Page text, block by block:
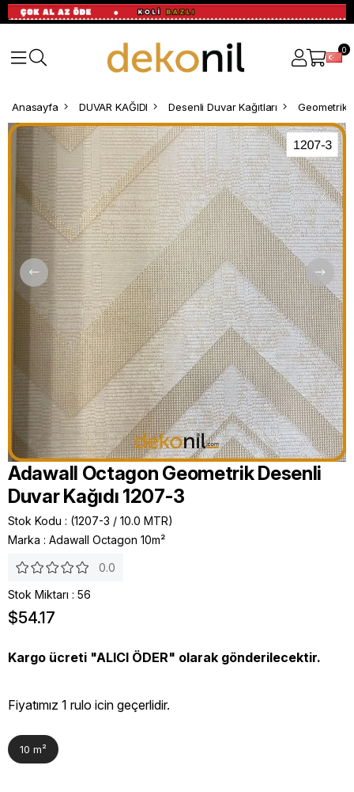
0
Anasayfa DUVAR KAĞIDI Desenli Duvar Kağıtları Geometrik
Adawall Octagon Geometrik Desenli
Duvar Kağıdı 1207-3
Stok Kodu
(1207-3 / 10.0 MTR)
Marka : Adawall Octagon 10m²
0.0
Stok Miktarı : 56
$54.17
Kargo ücreti "ALICI ÖDER" olarak gönderilecektir.
Fiyatımız 1 rulo icin geçerlidir.
10 m²